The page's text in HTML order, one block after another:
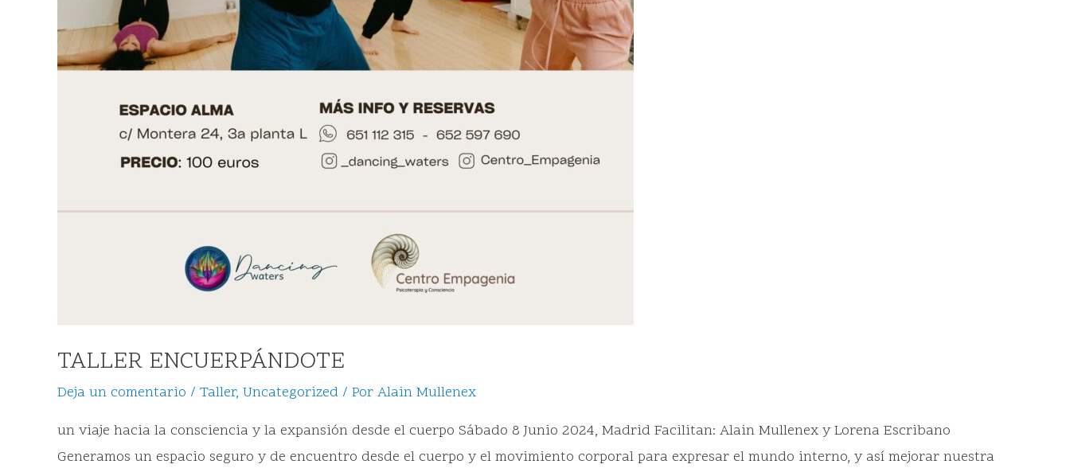
TALLER ENCUERPÁNDOTE
Deja un comentario / Taller, Uncategorized / Por Alain Mullenex
un viaje hacia la consciencia y la expansión desde el cuerpo Sábado 8 Junio 2024, Madrid Facilitan: Alain Mullenex y Lorena Escribano
Generamos un espacio seguro y de encuentro desde el cuerpo y el movimiento corporal para expresar el mundo interno, y así mejorar nuestra